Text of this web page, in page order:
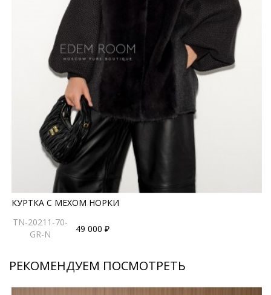
найти свою идеальную модель. Изготовленная в
Турции, эта куртка сочетает в себе высокое качество
исполнения и доступную цену.
*описание несет информационный характер, состав и
правила ухода могут быть изменены производителем
КУРТКА С МЕХОМ НОРКИ
TN-20211-70-
GR-N
49 000 ₽
РЕКОМЕНДУЕМ ПОСМОТРЕТЬ